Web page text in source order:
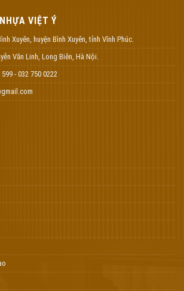
VIỆT Ý
Xuyên, huyện Bình Xuyên, tỉnh Vĩnh Phúc.
Văn Linh, Long Biên, Hà Nội.
- 032 750 0222